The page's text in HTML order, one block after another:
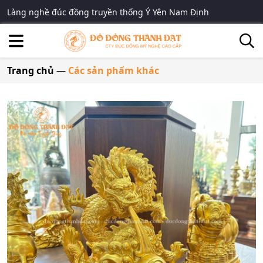
Làng nghề đúc đồng truyền thống Ý Yên Nam Định
Trang chủ — Các sản phẩm khác